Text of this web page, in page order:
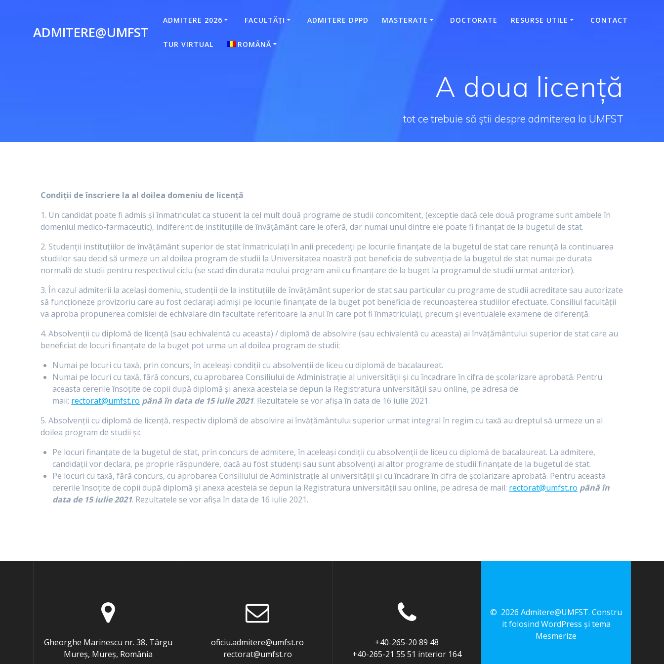
ADMITERE@UMFST
ADMITERE 2026 FACULTĂȚI ADMITERE DPPD MASTERATE DOCTORATE RESURSE UTILE CONTACT
TUR VIRTUAL ROMÂNĂ
A doua licență
tot ce trebuie să știi despre admiterea la UMFST
Condiții de înscriere la al doilea domeniu de licență
1. Un candidat poate fi admis și înmatriculat ca student la cel mult două programe de studii concomitent, (exceptie dacă cele două programe sunt ambele în
domeniul medico-farmaceutic), indiferent de instituțiile de învățământ care le oferă, dar numai unul dintre ele poate fi finanțat de la bugetul de stat.
2. Studenții instituțiilor de învățământ superior de stat înmatriculați în anii precedenți pe locurile finanțate de la bugetul de stat care renunță la continuarea
studiilor sau decid să urmeze un al doilea program de studii la Universitatea noastră pot beneficia de subvenția de la bugetul de stat numai pe durata
normală de studii pentru respectivul ciclu (se scad din durata noului program anii cu finanțare de la buget la programul de studii urmat anterior).
3. În cazul admiterii la același domeniu, studenții de la instituțiile de învățământ superior de stat sau particular cu programe de studii acreditate sau autorizate
să funcționeze provizoriu care au fost declarați admiși pe locurile finanțate de la buget pot beneficia de recunoașterea studiilor efectuate. Consiliul facultății
va aproba propunerea comisiei de echivalare din facultate referitoare la anul în care pot fi înmatriculați, precum și eventualele examene de diferență.
4. Absolvenții cu diplomă de licență (sau echivalentă cu aceasta) / diplomă de absolvire (sau echivalentă cu aceasta) ai învățământului superior de stat care au
beneficiat de locuri finanțate de la buget pot urma un al doilea program de studii:
Numai pe locuri cu taxă, prin concurs, în aceleași condiții cu absolvenții de liceu cu diplomă de bacalaureat.
Numai pe locuri cu taxă, fără concurs, cu aprobarea Consiliului de Administrație al universității și cu încadrare în cifra de școlarizare aprobată. Pentru
aceasta cererile însoțite de copii după diplomă și anexa acesteia se depun la Registratura universității sau online, pe adresa de
mail: rectorat@umfst.ro până în data de 15 iulie 2021. Rezultatele se vor afișa în data de 16 iulie 2021.
5. Absolvenții cu diplomă de licență, respectiv diplomă de absolvire ai învățământului superior urmat integral în regim cu taxă au dreptul să urmeze un al
doilea program de studii și:
Pe locuri finanțate de la bugetul de stat, prin concurs de admitere, în aceleași condiții cu absolvenții de liceu cu diplomă de bacalaureat. La admitere,
candidații vor declara, pe proprie răspundere, dacă au fost studenți sau sunt absolvenți ai altor programe de studii finanțate de la bugetul de stat.
Pe locuri cu taxă, fără concurs, cu aprobarea Consiliului de Administrație al universității și cu încadrare în cifra de școlarizare aprobată. Pentru aceasta
cererile însoțite de copii după diplomă și anexa acesteia se depun la Registratura universității sau online, pe adresa de mail: rectorat@umfst.ro până în
data de 15 iulie 2021. Rezultatele se vor afișa în data de 16 iulie 2021.
Gheorghe Marinescu nr. 38, Târgu
Mureș, Mureș, România
oficiu.admitere@umfst.ro
rectorat@umfst.ro
+40-265-20 89 48
+40-265-21 55 51 interior 164
© 2026 Admitere@UMFST. Constru
it folosind WordPress și tema
Mesmerize